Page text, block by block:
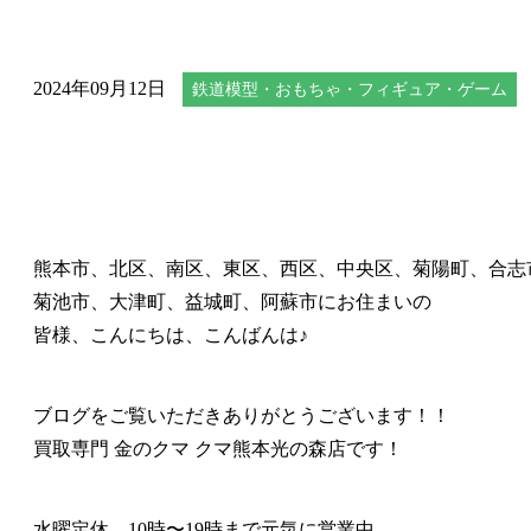
2024年09月12日 鉄道模型・おもちゃ・フィギュア・ゲーム
熊本市、北区、南区、東区、西区、中央区、菊陽町、合志
菊池市、大津町、益城町、阿蘇市にお住まいの
皆様、こんにちは、こんばんは♪
ブログをご覧いただきありがとうございます！！
買取専門 金のクマ クマ熊本光の森店です！